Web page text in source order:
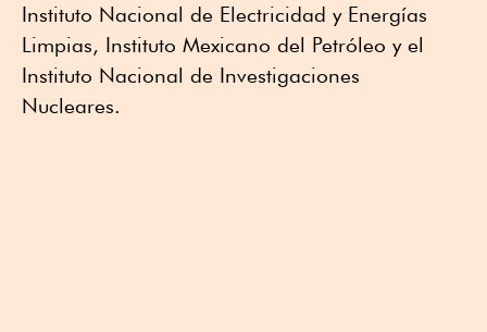
Instituto Nacional de Electricidad y Energías
Limpias, Instituto Mexicano del Petróleo y el
Instituto Nacional de Investigaciones
Nucleares.